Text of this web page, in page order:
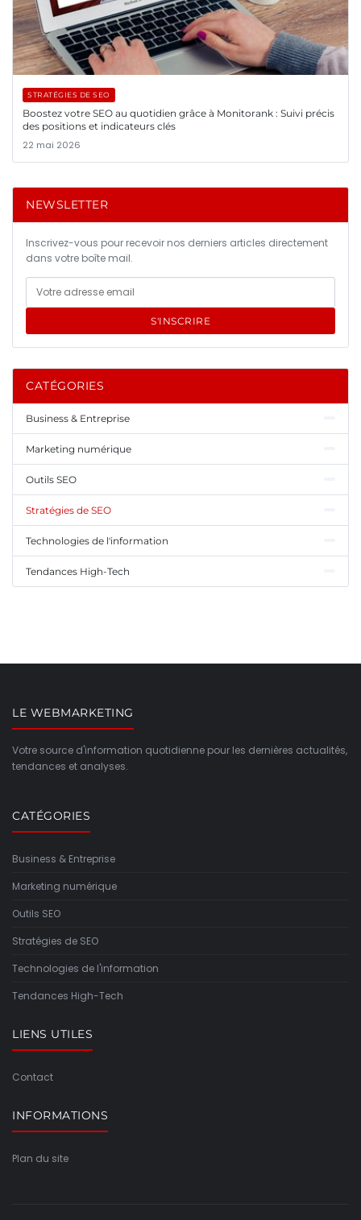
STRATÉGIES DE SEO
Boostez votre SEO au quotidien grâce à Monitorank : Suivi précis
des positions et indicateurs clés
22 mai 2026
NEWSLETTER
Inscrivez-vous pour recevoir nos derniers articles directement
dans votre boîte mail.
S'INSCRIRE
CATÉGORIES
Business & Entreprise
Marketing numérique
Outils SEO
Stratégies de SEO
Technologies de l'information
Tendances High-Tech
LE WEBMARKETING
Votre source d'information quotidienne pour les dernières actualités,
tendances et analyses.
CATÉGORIES
Business & Entreprise
Marketing numérique
Outils SEO
Stratégies de SEO
Technologies de l'information
Tendances High-Tech
LIENS UTILES
Contact
INFORMATIONS
Plan du site